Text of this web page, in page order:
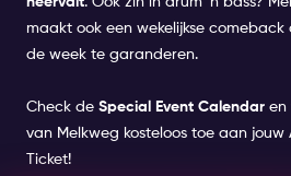
maakt ook een wekelijkse
de week te garanderen.
Check de Special Event Calendar en
van Melkweg kosteloos toe aan
Ticket!